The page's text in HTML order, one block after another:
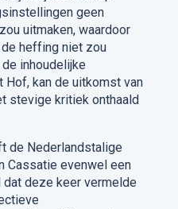
geen
uitmaken, waardoor
heffing niet zou
inhoudelijke
Hof, kan de uitkomst van
stevige kritiek onthaald
de Nederlandstalige
Cassatie evenwel een
deze keer vermelde